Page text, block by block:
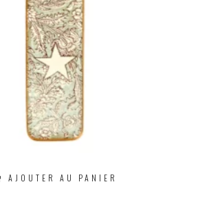
AJOUTER AU PANIER